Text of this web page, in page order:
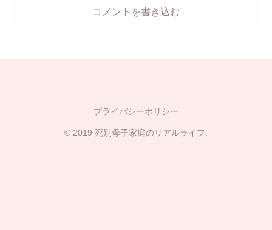
コメントを書き込む
プライバシーポリシー
© 2019 死別母子家庭のリアルライフ.